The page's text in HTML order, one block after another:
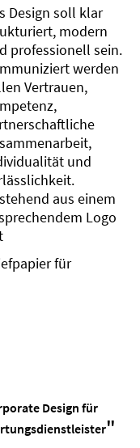
Design soll klar
modern
professionell sein.
werden
Vertrauen,
und
aus einem
Logo
für
Design für
"